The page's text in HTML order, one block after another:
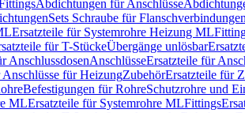
Abdichtungen für Anschlüsse
Sets Schraube für Flanschverbindungen
Ersatzteile für Systemrohre Heizung ML
für T-StückeÜbergänge unlösbar
AnschlussdosenAnschlüsseErsatzteile für
für HeizungZubehörErsatzteile für
Befestigungen für RohreSchutzrohre und
MLErsatzteile für Systemrohre MLFittings